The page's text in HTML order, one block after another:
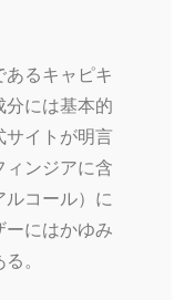
るキャピキ
分には基本的
サイトが明言
ィンジアに含
ルコール）に
ーにはかゆみ
。